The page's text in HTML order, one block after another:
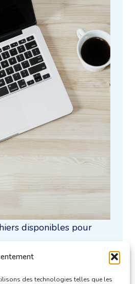
des technologies telles que les
disponibles pour
disponible en :